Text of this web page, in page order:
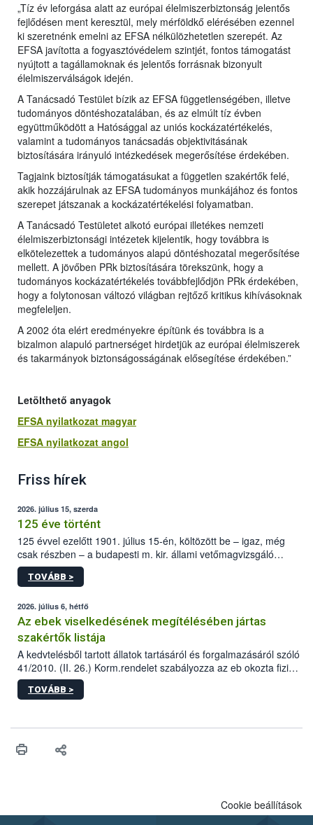
„Tíz év leforgása alatt az európai élelmiszerbiztonság jelentős
fejlődésen ment keresztül, mely mérföldkő elérésében ezennel
ki szeretnénk emelni az EFSA nélkülözhetetlen szerepét. Az
EFSA javította a fogyasztóvédelem szintjét, fontos támogatást
nyújtott a tagállamoknak és jelentős forrásnak bizonyult
élelmiszerválságok idején.
A Tanácsadó Testület bízik az EFSA függetlenségében, illetve
tudományos döntéshozatalában, és az elmúlt tíz évben
együttműködött a Hatósággal az uniós kockázatértékelés,
valamint a tudományos tanácsadás objektivitásának
biztosítására irányuló intézkedések megerősítése érdekében.
Tagjaink biztosítják támogatásukat a független szakértők felé,
akik hozzájárulnak az EFSA tudományos munkájához és fontos
szerepet játszanak a kockázatértékelési folyamatban.
A Tanácsadó Testületet alkotó európai illetékes nemzeti
élelmiszerbiztonsági intézetek kijelentik, hogy továbbra is
elkötelezettek a tudományos alapú döntéshozatal megerősítése
mellett. A jövőben PRk biztosítására törekszünk, hogy a
tudományos kockázatértékelés továbbfejlődjön PRk érdekében,
hogy a folytonosan változó világban rejtőző kritikus kihívásoknak
megfeleljen.
A 2002 óta elért eredményekre építünk és továbbra is a
bizalmon alapuló partnerséget hirdetjük az európai élelmiszerek
és takarmányok biztonságosságának elősegítése érdekében.”
Letölthető anyagok
EFSA nyilatkozat magyar
EFSA nyilatkozat angol
Friss hírek
2026. július 15, szerda
125 éve történt
125 évvel ezelőtt 1901. július 15-én, költözött be – igaz, még
csak részben – a budapesti m. kir. állami vetőmagvizsgáló
állomás a Kis Rókus utca 15. szám alatti, Czigler Győző által
tervezett új épületébe.
TOVÁBB >
2026. július 6, hétfő
Az ebek viselkedésének megítélésében jártas
szakértők listája
A kedvtelésből tartott állatok tartásáról és forgalmazásáról szóló
41/2010. (II. 26.) Korm.rendelet szabályozza az eb okozta fizikai
sérülés, illetve ennek veszélye keletkezésekor felmerülő
hatósági feladatokat, valamint a veszélyes eb tartását és annak
TOVÁBB >
Cookie beállítások